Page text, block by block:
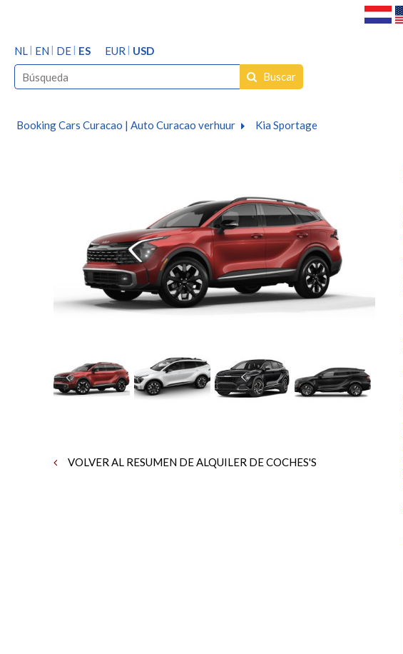
NL EN DE ES EUR
USD
Buscar
Booking Cars Curacao | Auto Curacao verhuur Kia Sportage
VOLVER AL RESUMEN DE ALQUILER DE COCHES'S